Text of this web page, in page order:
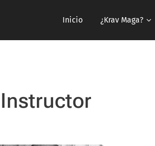
Inicio ¿Krav Maga?
Instructor